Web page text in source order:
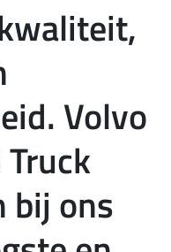
Volvo
bij ons